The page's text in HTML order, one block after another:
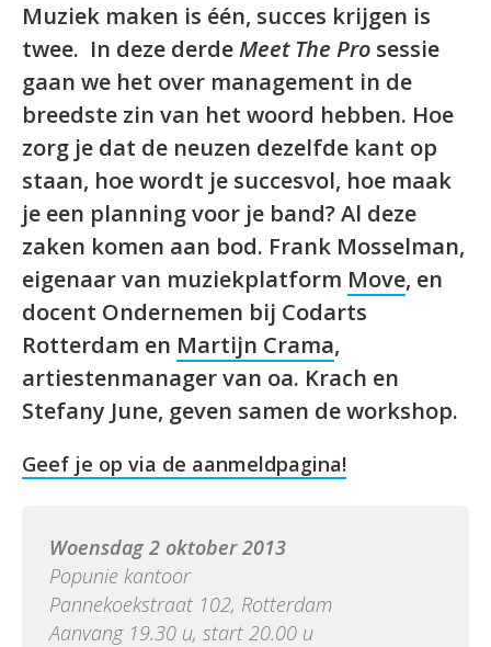
Muziek maken is één, succes krijgen is
twee. In deze derdeMeet The Pro sessie
gaan we het over management in de
breedste zin van het woord hebben. Hoe
zorg je dat de neuzen dezelfde kant op
staan, hoe wordt je succesvol, hoe maak
je een planning voor je band? Al deze
zaken komen aan bod. Frank Mosselman,
eigenaar van muziekplatform Move, en
docent Ondernemen bij Codarts
Rotterdam en Martijn Crama,
artiestenmanager van oa. Krach en
Stefany June, geven samen de workshop.
Geef je op via de aanmeldpagina!
Woensdag 2 oktober 2013
Popunie kantoor
Pannekoekstraat 102, Rotterdam
Aanvang 19.30 u, start 20.00 u